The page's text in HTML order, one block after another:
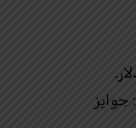
: جوایز